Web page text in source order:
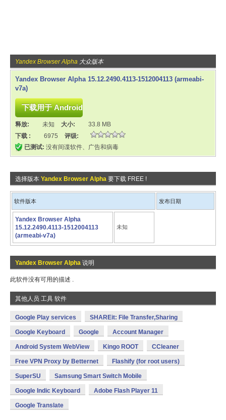
Yandex Browser Alpha 大众版本
Yandex Browser Alpha 15.12.2490.4113-1512004113 (armeabi-
v7a)
释放: 未知 大小:
33.8 MB
下载 :
6975
评级:
已测试: 没有间谍软件、广告和病毒
选择版本 Yandex Browser Alpha 要下载 FREE !
软件版本 发布日期
Yandex Browser Alpha
15.12.2490.4113-1512004113
(armeabi-v7a)
未知
Yandex Browser Alpha 说明
此软件没有可用的描述 .
其他人员 工具 软件
Google Play services SHAREit: File Transfer,Sharing
Google Keyboard Google Account Manager
Android System WebView Kingo ROOT CCleaner
Free VPN Proxy by Betternet Flashify (for root users)
SuperSU Samsung Smart Switch Mobile
Google Indic Keyboard Adobe Flash Player 11
Google Translate